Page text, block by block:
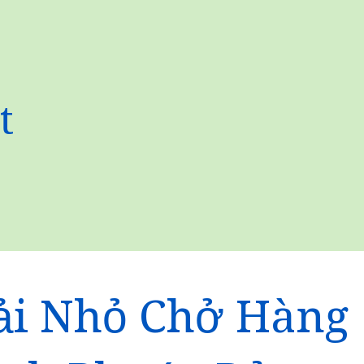
Nhỏ Chở Hàng